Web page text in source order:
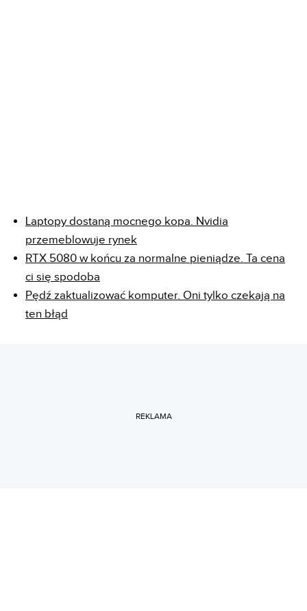
Laptopy dostaną mocnego kopa. Nvidia
przemeblowuje rynek
RTX 5080 w końcu za normalne pieniądze. Ta cena
ci się spodoba
Pędź zaktualizować komputer. Oni tylko czekają na
ten błąd
REKLAMA